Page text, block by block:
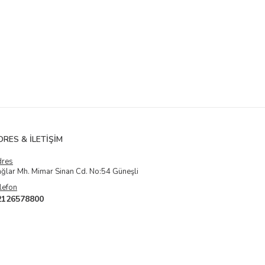
& İLETIŞIM
Mh. Mimar Sinan Cd. No:54 Güneşli